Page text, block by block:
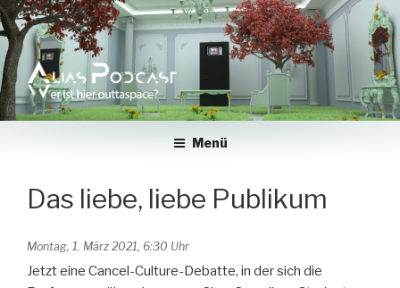
Zum
Inhalt
springen
Menü
Das liebe, liebe Publikum
Montag, 1. März 2021, 6:30 Uhr
Jetzt eine Cancel-Culture-Debatte, in der sich die